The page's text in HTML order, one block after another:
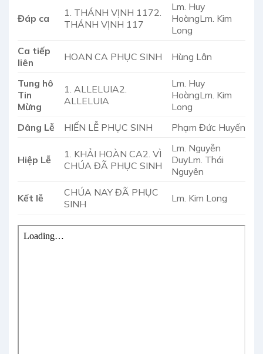
Đáp ca
1. THÁNH VỊNH 1172.
THÁNH VỊNH 117
Lm. Huy
HoàngLm. Kim
Long
Ca tiếp
liên
HOAN CA PHỤC SINH Hùng Lân
Tung hô
Tin
Mừng
1. ALLELUIA2.
ALLELUIA
Lm. Huy
HoàngLm. Kim
Long
Dâng Lễ
HIẾN LỄ PHỤC SINH Phạm Đức Huyến
Hiệp Lễ
1. KHẢI HOÀN CA2. VÌ
CHÚA ĐÃ PHỤC SINH
Lm. Nguyễn
DuyLm. Thái
Nguyên
Kết lễ
CHÚA NAY ĐÃ PHỤC
SINH
Lm. Kim Long